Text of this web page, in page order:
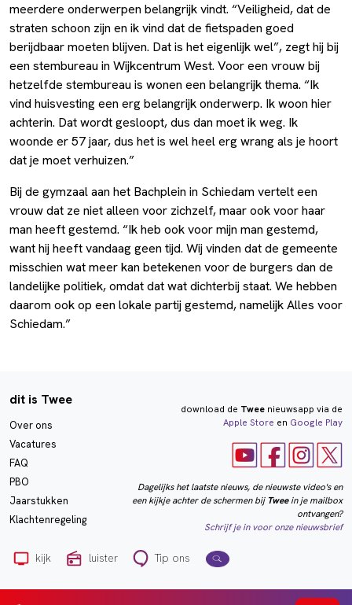
meerdere onderwerpen belangrijk vindt. “Veiligheid, dat de
straten schoon zijn en ik vind dat de fietspaden goed
berijdbaar moeten blijven. Dat is het eigenlijk wel”, zegt hij bij
een stembureau in Wijkcentrum West. Voor een vrouw bij
hetzelfde stembureau is wonen een belangrijk thema. “Ik
vind huisvesting een erg belangrijk onderwerp. Ik woon hier
achterin. Dat wordt gesloopt, dus dan moet ik weg. Ik
woonde er 57 jaar, dus het is wel heel erg wrang als je hoort
dat je moet verhuizen.”
Bij de gymzaal aan het Bachplein in Schiedam vertelt een
vrouw dat ze niet alleen voor zichzelf, maar ook voor haar
man heeft gestemd. “Ik heb ook voor mijn man gestemd,
want hij heeft vandaag geen tijd. Wij vinden dat de gemeente
misschien wat meer kan betekenen voor de burgers dan de
landelijke politiek, omdat dat wat dichterbij staat. We hebben
daarom ook op een lokale partij gestemd, namelijk Alles voor
Schiedam.”
dit is Twee
Over ons
Vacatures
FAQ
PBO
Jaarstukken
Klachtenregeling
download de Tweenieuwsapp via de
Apple Store en Google Play
Dagelijks het laatste nieuws, de nieuwste video's en
een kijkje achter de schermen bij Tweein je mailbox
ontvangen?
Schrijf je in voor onze nieuwsbrief
kijk luister Tip ons